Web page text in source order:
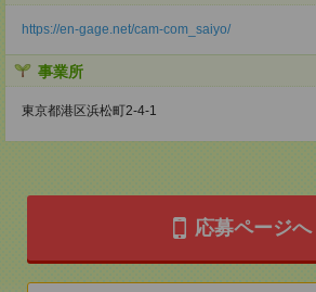
https://en-gage.net/cam-com_saiyo/
事業所
東京都港区浜松町2-4-1
応募ページへ